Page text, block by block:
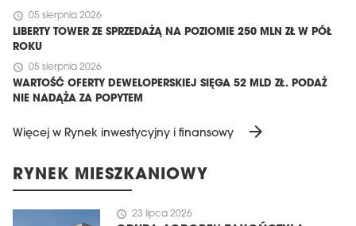
schedule 05 sierpnia 2026
LIBERTY TOWER ZE SPRZEDAŻĄ NA POZIOMIE 250 MLN ZŁ W PÓŁ
ROKU
schedule 05 sierpnia 2026
WARTOŚĆ OFERTY DEWELOPERSKIEJ SIĘGA 52 MLD ZŁ. PODAŻ
NIE NADĄŻA ZA POPYTEM
Więcej w Rynek inwestycyjny i finansowy arrow_forward
RYNEK MIESZKANIOWY
schedule 23 lipca 2026